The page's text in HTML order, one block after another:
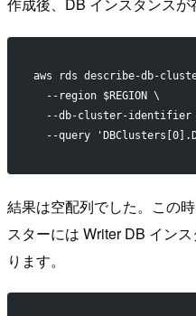
aws rds describe-db-
  --region $REGION \
--db-cluster-identifier
--query
結果は空配列でした。この
スターには Writer DB イン
ります。